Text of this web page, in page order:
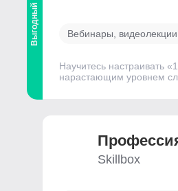
Выгодный Вебинары,
Научитесь настраивать
нарастающим уровнем
Skillbox